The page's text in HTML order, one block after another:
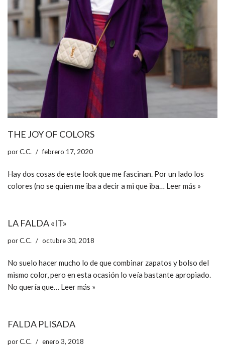
THE JOY OF COLORS
porC.C. febrero 17, 2020
Hay dos cosas de este look que me fascinan. Por un lado los
colores (no se quien me iba a decir a mi que iba… Leer más »
LA FALDA «IT»
porC.C. octubre 30, 2018
No suelo hacer mucho lo de que combinar zapatos y bolso del
mismo color, pero en esta ocasión lo veía bastante apropiado.
No quería que… Leer más »
FALDA PLISADA
porC.C. enero 3, 2018